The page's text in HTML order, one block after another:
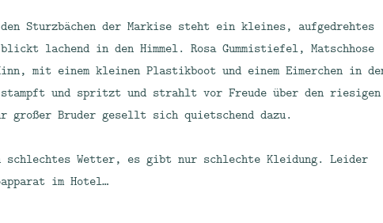
den Sturzbächen der Markise steht ein kleines, aufgedrehtes
blickt lachend in den Himmel. Rosa Gummistiefel, Matschhose
mit einem kleinen Plastikboot und einem Eimerchen in
stampft und spritzt und strahlt vor Freude über den riesigen
großer Bruder gesellt sich quietschend dazu.
Wetter, es gibt nur schlechte Kleidung. Leider
im Hotel…